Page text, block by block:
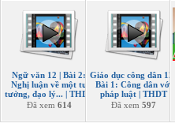
Ngữ văn 12 | Bài 2:
Nghị luận về một tư
tưởng, đạo lý... | THDT
Đã xem 614
Giáo dục công dân 12 |
Bài 1: Công dân với
pháp luật | THDT
Đã xem597